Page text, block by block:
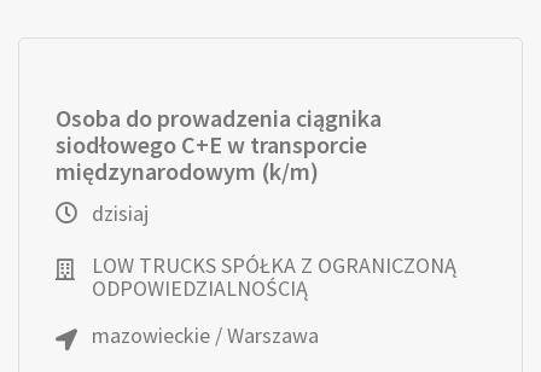
Osoba do prowadzenia ciągnika
siodłowego C+E w transporcie
międzynarodowym (k/m)
dzisiaj
LOW TRUCKS SPÓŁKA Z OGRANICZONĄ
ODPOWIEDZIALNOŚCIĄ
mazowieckie / Warszawa